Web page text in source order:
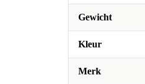
Gewicht
Kleur
Merk